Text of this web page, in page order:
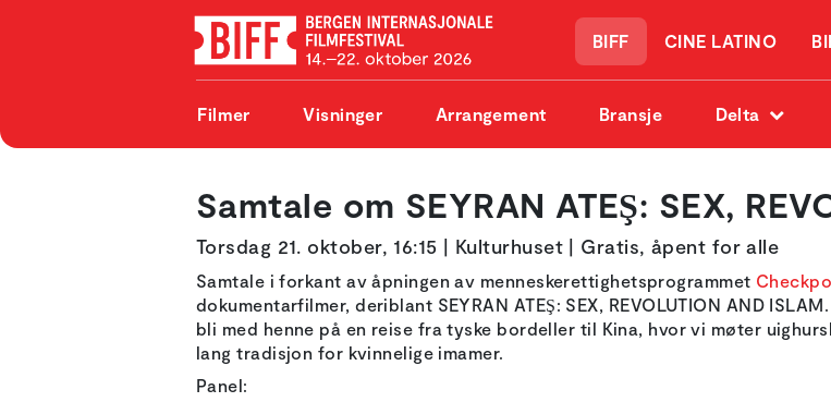
BIFF CINE LATINO
Filmer Visninger Arrangement Bransje Delta
Samtale om SEYRAN ATEŞ: SEX,
Torsdag 21. oktober, 16:15 | Kulturhuset | Gratis, åpent for alle
Samtale i forkant av åpningen av menneskerettighetsprogrammet
dokumentarfilmer, deriblant SEYRAN ATEŞ: SEX, REVOLUTION AND
bli med henne på en reise fra tyske bordeller til Kina, hvor vi møter
lang tradisjon for kvinnelige imamer.
Panel: